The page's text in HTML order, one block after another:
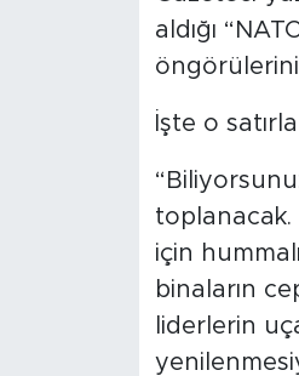
aldığı
öngörülerini
İşte o
toplanacak.
için
binaların
liderlerin